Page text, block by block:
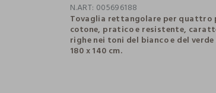
N.ART: 005696188
Tovaglia rettangolare per quattro
cotone, pratico e resistente,
righe nei toni del bianco e del
180 x 140 cm.